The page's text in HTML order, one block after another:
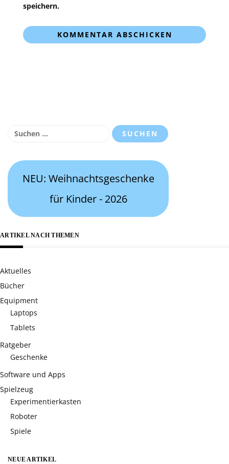
speichern.
Suchen
NEU: Weihnachtsgeschenke
für Kinder - 2026
ARTIKEL NACH THEMEN
Aktuelles
Bücher
Equipment
Laptops
Tablets
Ratgeber
Geschenke
Software und Apps
Spielzeug
Experimentierkasten
Roboter
Spiele
NEUE ARTIKEL